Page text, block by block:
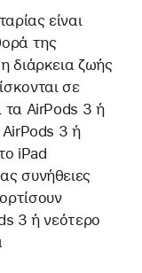
είναι
της
διάρκεια ζωής
σε
τα AirPods 3 ή
3 ή
iPad
συνήθειες
3 ή νεότερο